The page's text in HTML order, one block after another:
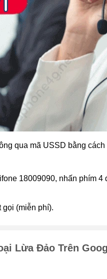
qua mã USSD bằng
18009090, nhấn phím
gọi (miễn phí).
Lừa Đảo Trên